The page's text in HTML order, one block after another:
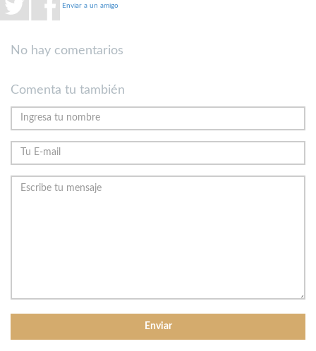
Enviar a un amigo
No hay comentarios
Comenta tu también